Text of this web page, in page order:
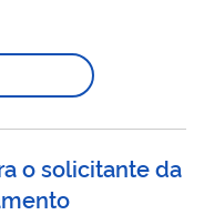
o solicitante da